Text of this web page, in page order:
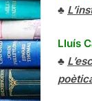
♣
Lluís
♣